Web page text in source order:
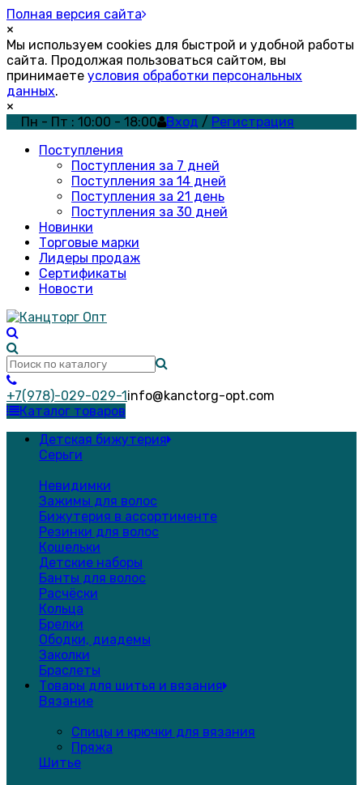
Полная версия сайта
×
Мы используем cookies для быстрой и удобной работы
сайта. Продолжая пользоваться сайтом, вы
принимаете условия обработки персональных
данных.
×
Пн - Пт : 10:00 - 18:00
Вход / Регистрация
Поступления
Поступления за 7 дней
Поступления за 14 дней
Поступления за 21 день
Поступления за 30 дней
Новинки
Торговые марки
Лидеры продаж
Сертификаты
Новости
+7(978)-029-029-1info@kanctorg-opt.com
Каталог товаров
Детская бижутерия
Серьги
Невидимки
Зажимы для волос
Бижутерия в ассортименте
Резинки для волос
Кошельки
Детские наборы
Банты для волос
Расчёски
Кольца
Брелки
Ободки, диадемы
Заколки
Браслеты
Товары для шитья и вязания
Вязание
Спицы и крючки для вязания
Пряжа
Шитье